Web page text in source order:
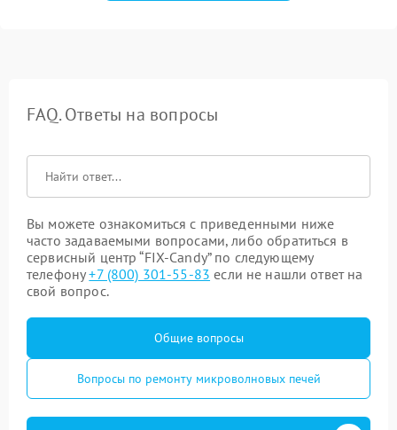
FAQ. Ответы на вопросы
Вы можете ознакомиться с приведенными ниже
часто задаваемыми вопросами, либо обратиться в
сервисный центр “FIX-Candy” по следующему
телефону+7 (800) 301-55-83 если не нашли ответ на
свой вопрос.
Общие вопросы
Вопросы по ремонту микроволновых печей